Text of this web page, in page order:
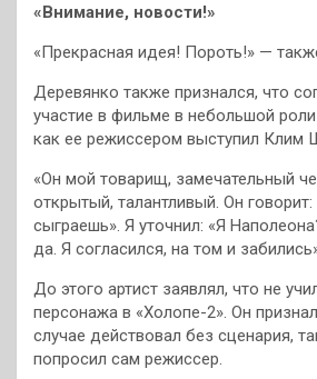
«Внимание, новости!»
«Прекрасная идея! Пороть!» —
Деревянко также признался, что
участие в фильме в небольшой
как ее режиссером выступил Клим
«Он мой товарищ, замечательный
открытый, талантливый. Он
сыграешь». Я уточнил: «Я
да. Я согласился, на том и
До этого артист заявлял, что не
персонажа в «Холопе-2». Он
случае действовал без сценария,
попросил сам режиссер.